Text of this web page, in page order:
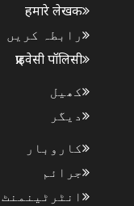
हमारे लेखक
رابطہ کریں
प्राइवेसी पॉलिसी
کھیل
دیگر
کاروبار
جرائم
انٹرٹینمنٹ